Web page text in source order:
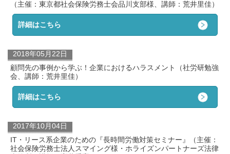
（主催：東京都社会保険労務士会品川支部様、講師：荒井里佳）
詳細はこちら
2018年05月22日
顧問先の事例から学ぶ！企業におけるハラスメント（社労研勉強
会、講師：荒井里佳）
詳細はこちら
2017年10月04日
IT・リース系企業のための『長時間労働対策セミナー』（主催：
社会保険労務士法人スマイング様・ホライズンパートナーズ法律